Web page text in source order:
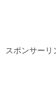
スポンサーリ